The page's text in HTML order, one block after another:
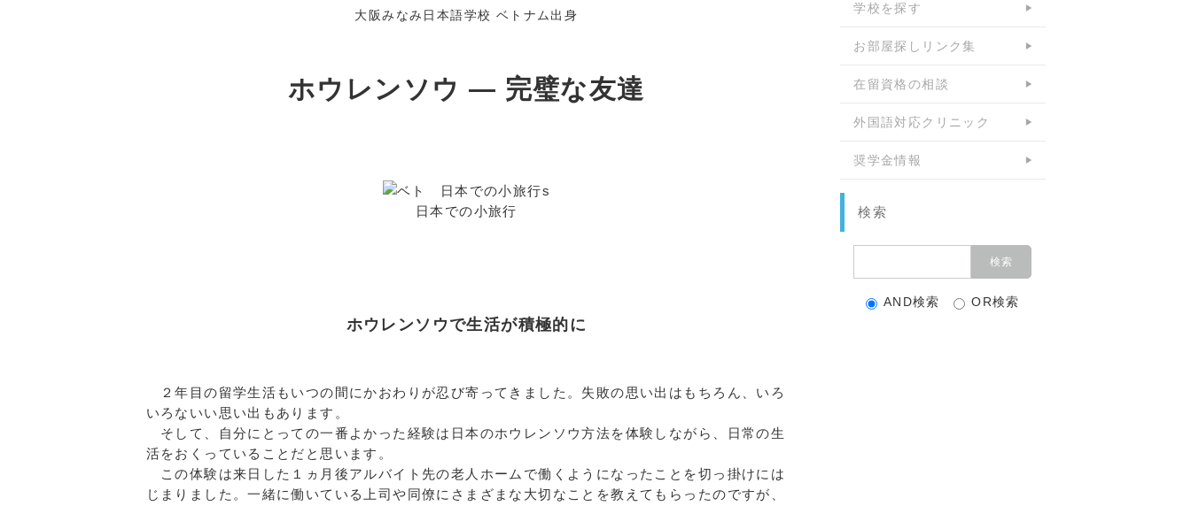
大阪みなみ日本語学校 ベトナム出身
ホウレンソウ ― 完璧な友達
日本での小旅行
ホウレンソウで生活が積極的に
２年目の留学生活もいつの間にかおわりが忍び寄ってきました。失敗の思い出はもちろん、いろ
いろないい思い出もあります。
そして、自分にとっての一番よかった経験は日本のホウレンソウ方法を体験しながら、日常の生
活をおくっていることだと思います。
この体験は来日した１ヵ月後アルバイト先の老人ホームで働くようになったことを切っ掛けには
じまりました。一緒に働いている上司や同僚にさまざまな大切なことを教えてもらったのですが、
学校を探す
お部屋探しリンク集
在留資格の相談
外国語対応クリニック
奨学金情報
検索
AND検索 OR検索